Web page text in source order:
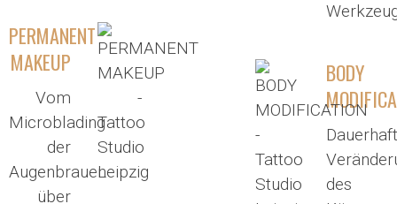
PERMANENT
MAKEUP
Vom
Microblading
der
Augenbrauen
über
BODY
des